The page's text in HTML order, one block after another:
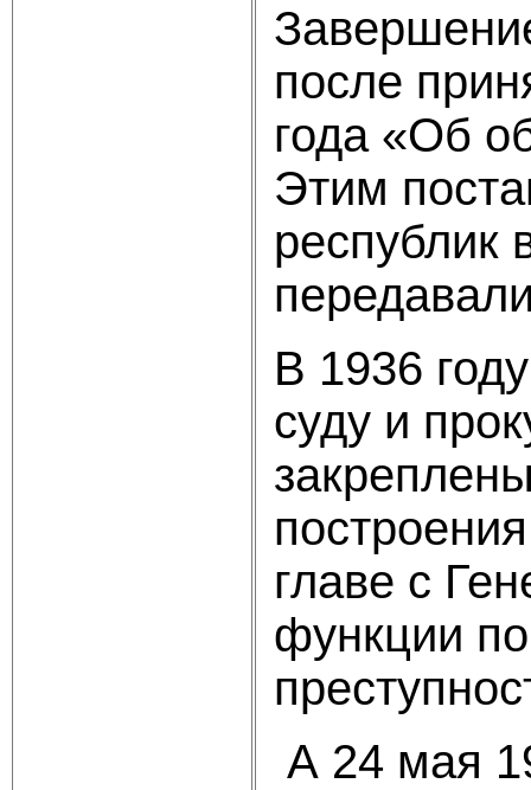
после
года «Об
Этим
республик
В 1936
суду и
главе с
функции
А 24 мая